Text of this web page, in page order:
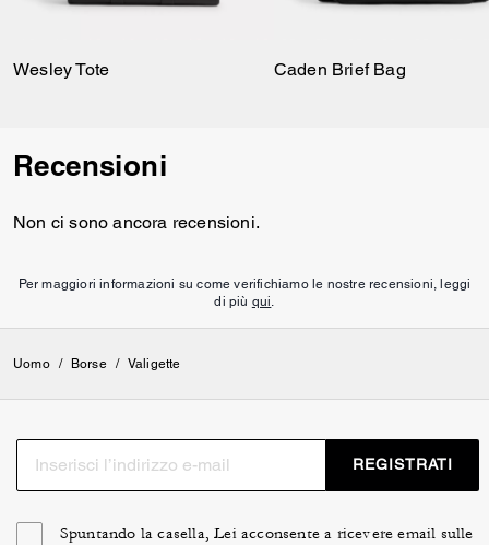
resistente, per avere le mani
Wesley Tote Caden Brief Bag
Recensioni
Non ci sono ancora recensioni.
Per maggiori informazioni su come verifichiamo le nostre recensioni, leggi
di più qui
Uomo / Borse / Valigette
REGISTRATI
Spuntando la casella, Lei acconsente a ricevere email sulle